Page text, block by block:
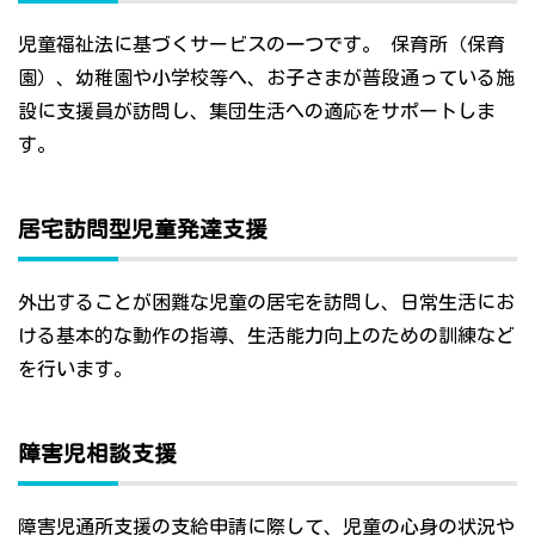
児童福祉法に基づくサービスの一つです。 保育所（保育
園）、幼稚園や小学校等へ、お子さまが普段通っている施
設に支援員が訪問し、集団生活への適応をサポートしま
す。
居宅訪問型児童発達支援
外出することが困難な児童の居宅を訪問し、日常生活にお
ける基本的な動作の指導、生活能力向上のための訓練など
を行います。
障害児相談支援
障害児通所支援の支給申請に際して、児童の心身の状況や